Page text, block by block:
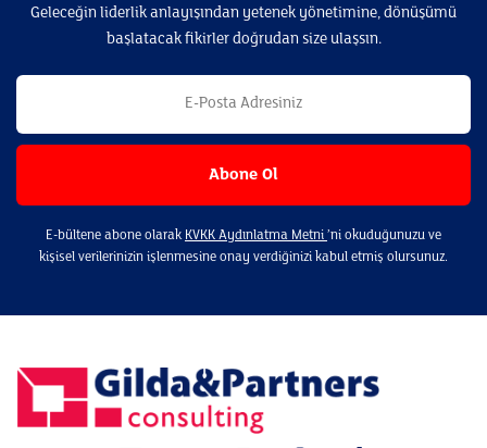
Geleceğin liderlik anlayışından yetenek yönetimine, dönüşümü
başlatacak fikirler doğrudan size ulaşsın.
E-bültene abone olarak KVKK Aydınlatma Metni ’ni okuduğunuzu ve
kişisel verilerinizin işlenmesine onay verdiğinizi kabul etmiş olursunuz.